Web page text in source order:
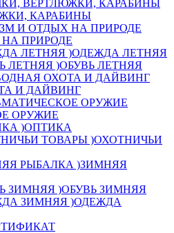
ВЕРТЛЮЖКИ, КАРАБИНЫ
КАРАБИНЫ
И ОТДЫХ НА ПРИРОДЕ
ПРИРОДЕ
ЛЕТНЯЯ )ОДЕЖДА ЛЕТНЯЯ
ЛЕТНЯЯ )ОБУВЬ ЛЕТНЯЯ
ОХОТА И ДАЙВИНГ
И ДАЙВИНГ
ОРУЖИЕ
ОРУЖИЕ
)ОПТИКА
ТОВАРЫ )ОХОТНИЧЬИ
РЫБАЛКА )ЗИМНЯЯ
ЗИМНЯЯ )ОБУВЬ ЗИМНЯЯ
ЗИМНЯЯ )ОДЕЖДА